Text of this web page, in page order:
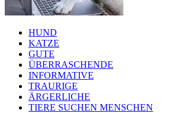
HUND
KATZE
GUTE
ÜBERRASCHENDE
INFORMATIVE
TRAURIGE
ÄRGERLICHE
TIERE SUCHEN MENSCHEN